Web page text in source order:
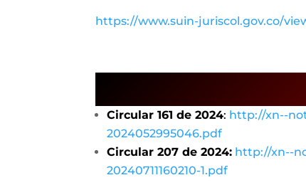
https://www.suin-juriscol.gov.co/
Circular 161 de 2024: http://xn--
2024052995046.pdf
Circular 207 de 2024: http://xn--
20240711160210-1.pdf